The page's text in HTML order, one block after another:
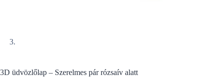
3D üdvözlőlap – Szerelmes pár rózsaív alatt